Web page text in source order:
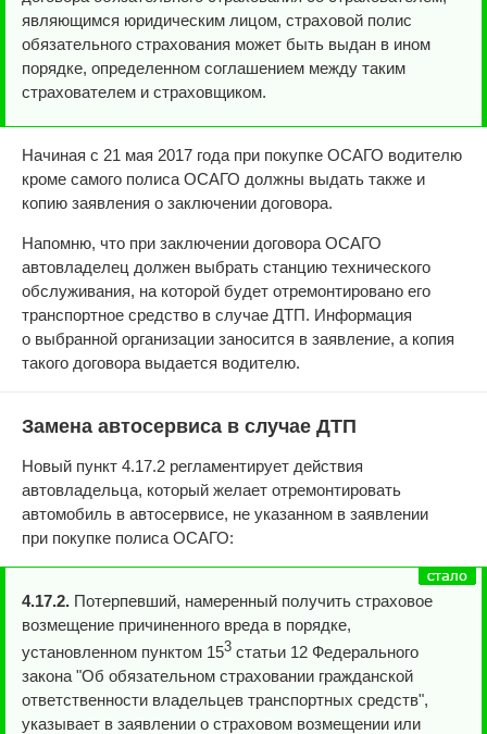
являющимся юридическим лицом, страховой полис
обязательного страхования может быть выдан в ином
порядке, определенном соглашением между таким
страхователем и страховщиком.
Начиная с 21 мая 2017 года при покупке ОСАГО водителю
кроме самого полиса ОСАГО должны выдать также и
копию заявления о заключении договора.
Напомню, что при заключении договора ОСАГО
автовладелец должен выбрать станцию технического
обслуживания, на которой будет отремонтировано его
транспортное средство в случае ДТП. Информация
о выбранной организации заносится в заявление, а копия
такого договора выдается водителю.
Замена автосервиса в случае ДТП
Новый пункт 4.17.2 регламентирует действия
автовладельца, который желает отремонтировать
автомобиль в автосервисе, не указанном в заявлении
при покупке полиса ОСАГО:
4.17.2. Потерпевший, намеренный получить страховое
возмещение причиненного вреда в порядке,
установленном пунктом 153 статьи 12 Федерального
закона "Об обязательном страховании гражданской
ответственности владельцев транспортных средств",
указывает в заявлении о страховом возмещении или